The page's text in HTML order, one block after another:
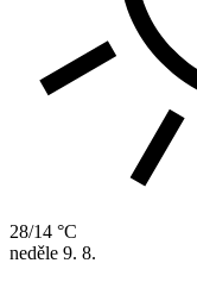
28/14 °C
neděle 9. 8.